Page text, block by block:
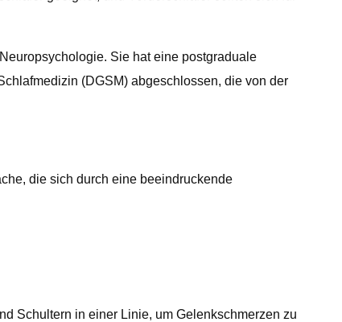
Sie hat eine postgraduale
(DGSM) abgeschlossen, die von der
die sich durch eine beeindruckende
Schultern in einer Linie, um Gelenkschmerzen zu